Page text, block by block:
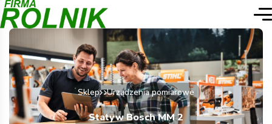
Sklep Urządzenia pomiarowe
Statyw Bosch MM 2